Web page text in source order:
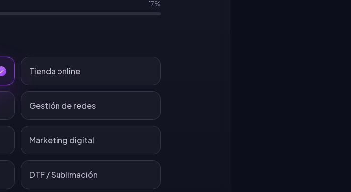
17%
Tienda online
Gestión de redes
Marketing digital
DTF / Sublimación